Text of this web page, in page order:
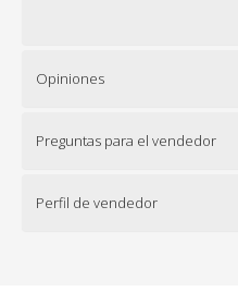
Opiniones
Preguntas para el vendedor
Perfil de vendedor